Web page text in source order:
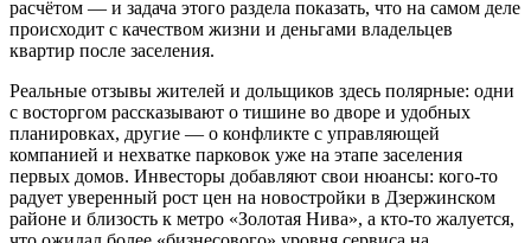
расчётом — и задача этого раздела показать, что на самом деле
происходит с качеством жизни и деньгами владельцев
квартир после заселения.
Реальные отзывы жителей и дольщиков здесь полярные: одни
с восторгом рассказывают о тишине во дворе и удобных
планировках, другие — о конфликте с управляющей
компанией и нехватке парковок уже на этапе заселения
первых домов. Инвесторы добавляют свои нюансы: кого-то
радует уверенный рост цен на новостройки в Дзержинском
районе и близость к метро «Золотая Нива», а кто-то жалуется,